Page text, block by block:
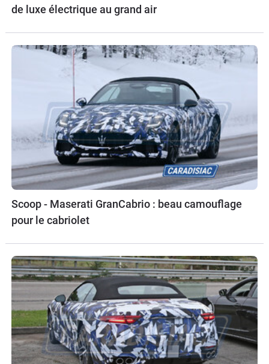
de luxe électrique au grand air
Scoop - Maserati GranCabrio : beau camouflage
pour le cabriolet